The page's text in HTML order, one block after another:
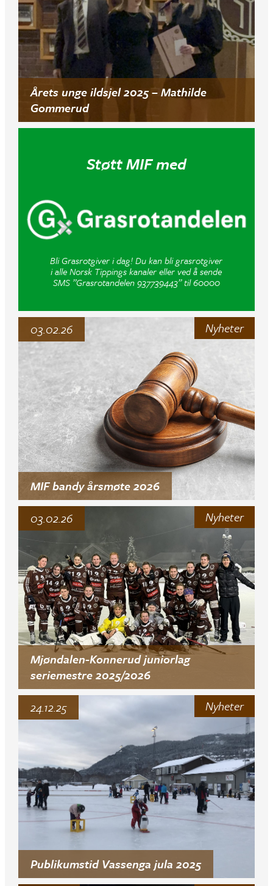
Årets unge ildsjel 2025 – Mathilde
Gommerud
Støtt MIF med
Bli Grasrotgiver i dag! Du kan bli grasrotgiver
i alle Norsk Tippings kanaler eller ved å sende
SMS ”Grasrotandelen 937739443” til 60000
Nyheter
MIF bandy årsmøte 2026
03.02.26
Nyheter
Mjøndalen-Konnerud juniorlag
seriemestre 2025/2026
03.02.26
Nyheter
Publikumstid Vassenga jula 2025
24.12.25